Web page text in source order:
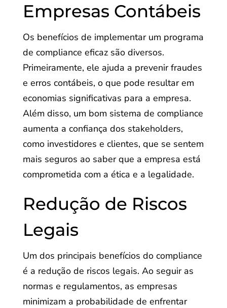
Empresas Contábeis
Os benefícios de implementar um programa
de compliance eficaz são diversos.
Primeiramente, ele ajuda a prevenir fraudes
e erros contábeis, o que pode resultar em
economias significativas para a empresa.
Além disso, um bom sistema de compliance
aumenta a confiança dos stakeholders,
como investidores e clientes, que se sentem
mais seguros ao saber que a empresa está
comprometida com a ética e a legalidade.
Redução de Riscos
Legais
Um dos principais benefícios do compliance
é a redução de riscos legais. Ao seguir as
normas e regulamentos, as empresas
minimizam a probabilidade de enfrentar